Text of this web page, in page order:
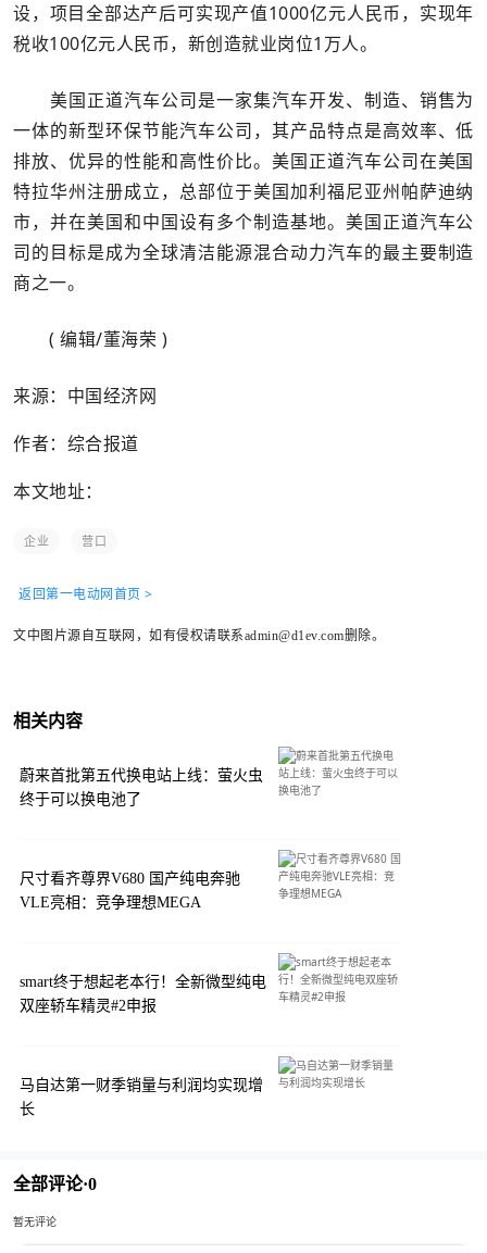
设，项目全部达产后可实现产值1000亿元人民币，实现年
税收100亿元人民币，新创造就业岗位1万人。
美国正道汽车公司是一家集汽车开发、制造、销售为
一体的新型环保节能汽车公司，其产品特点是高效率、低
排放、优异的性能和高性价比。美国正道汽车公司在美国
特拉华州注册成立，总部位于美国加利福尼亚州帕萨迪纳
市，并在美国和中国设有多个制造基地。美国正道汽车公
司的目标是成为全球清洁能源混合动力汽车的最主要制造
商之一。
( 编辑/董海荣 )
来源：中国经济网
作者：综合报道
本文地址：
企业 营口
返回第一电动网首页 >
文中图片源自互联网，如有侵权请联系admin@d1ev.com删除。
相关内容
蔚来首批第五代换电站上线：萤火虫
终于可以换电池了
尺寸看齐尊界V680 国产纯电奔驰
VLE亮相：竞争理想MEGA
smart终于想起老本行！全新微型纯电
双座轿车精灵#2申报
马自达第一财季销量与利润均实现增
长
全部评论·0
暂无评论